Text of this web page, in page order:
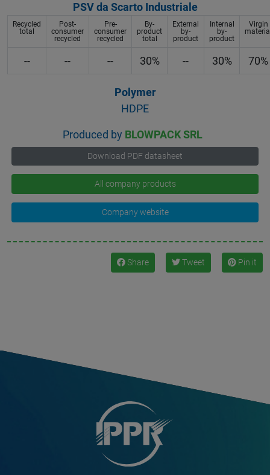
PSV da Scarto Industriale
Recycled
total
Post-
consumer
recycled
Pre-
consumer
recycled
By-
product
total
External
by-
product
Internal
by-
product
Virgin
-- -- -- 30% -- 30% 70%
Polymer
HDPE
Produced by BLOWPACK SRL
Download PDF datasheet
All company products
Company website
Share Tweet Pin it